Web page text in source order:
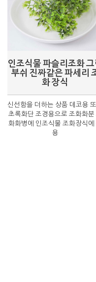
인조식물 파슬리조화 그
부쉬 진짜같은 파세리
화 장식
신선함을 더하는 상품 데코용
초록화단 조경용으로 조화화분
화화병에 인조식물 조화장식에
용